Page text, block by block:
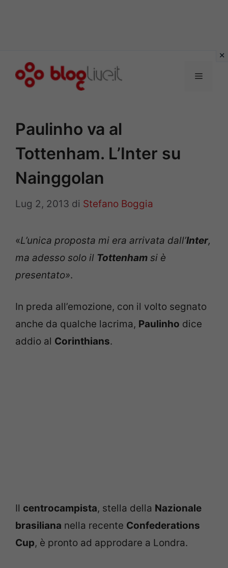
Menu
Paulinho va al
Tottenham. L’Inter su
Nainggolan
Lug 2, 2013 di Stefano Boggia
«L’unica proposta mi era arrivata dall’Inter,
ma adesso solo il Tottenham si è
presentato».
In preda all’emozione, con il volto segnato
anche da qualche lacrima, Paulinho dice
addio al Corinthians.
Il centrocampista, stella della Nazionale
brasiliana nella recente Confederations
Cup, è pronto ad approdare a Londra.